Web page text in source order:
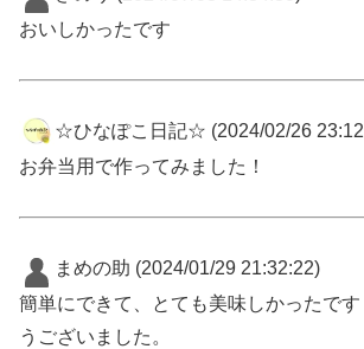
おいしかったです
☆ひなぽこ日記☆ (2024/02/26
お弁当用で作ってみました！
まめの助 (2024/01/29 21:32:22)
簡単にできて、とても美味しかったで
うございました。